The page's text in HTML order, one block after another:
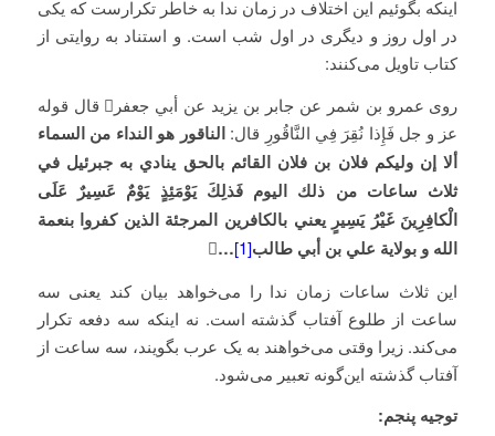
اینکه بگوئیم این اختلاف در زمان ندا به خاطر تکرارست که یکی
در اول روز و دیگری در اول شب است. و استناد به روایتی از
کتاب تاویل می‌کنند:
روى عمرو بن شمر عن جابر بن يزيد عن أبي جعفر قال قوله
عز و جل فَإِذا نُقِرَ فِي النَّاقُورِ قال:الناقور هو النداء من السماء
ألا إن وليكم فلان بن فلان القائم بالحق ينادي به جبرئيل في
ثلاث ساعات من ذلك اليوم فَذلِكَ يَوْمَئِذٍ يَوْمٌ عَسِيرٌ عَلَى
الْكافِرِينَ غَيْرُ يَسِيرٍ يعني بالكافرين المرجئة الذين كفروا بنعمة
الله و بولاية علي بن أبي طالب
…[1]
این ثلاث ساعات زمان ندا را می‌خواهد بیان کند یعنی سه
ساعت از طلوع آفتاب گذشته است. نه اینکه سه دفعه تکرار
می‌کند. زیرا وقتی می‌خواهند به یک عرب بگویند، سه ساعت از
آفتاب گذشته این‌گونه تعبير می‌شود.
توجیه پنجم: